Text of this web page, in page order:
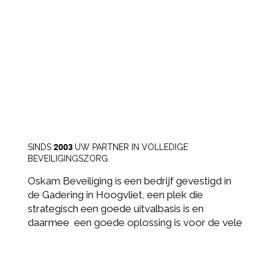
SINDS2003 UW PARTNER IN VOLLEDIGE
BEVEILIGINGSZORG.
Oskam Beveiliging is een bedrijf gevestigd in
de Gadering in Hoogvliet, een plek die
strategisch een goede uitvalbasis is en
daarmee een goede oplossing is voor de vele